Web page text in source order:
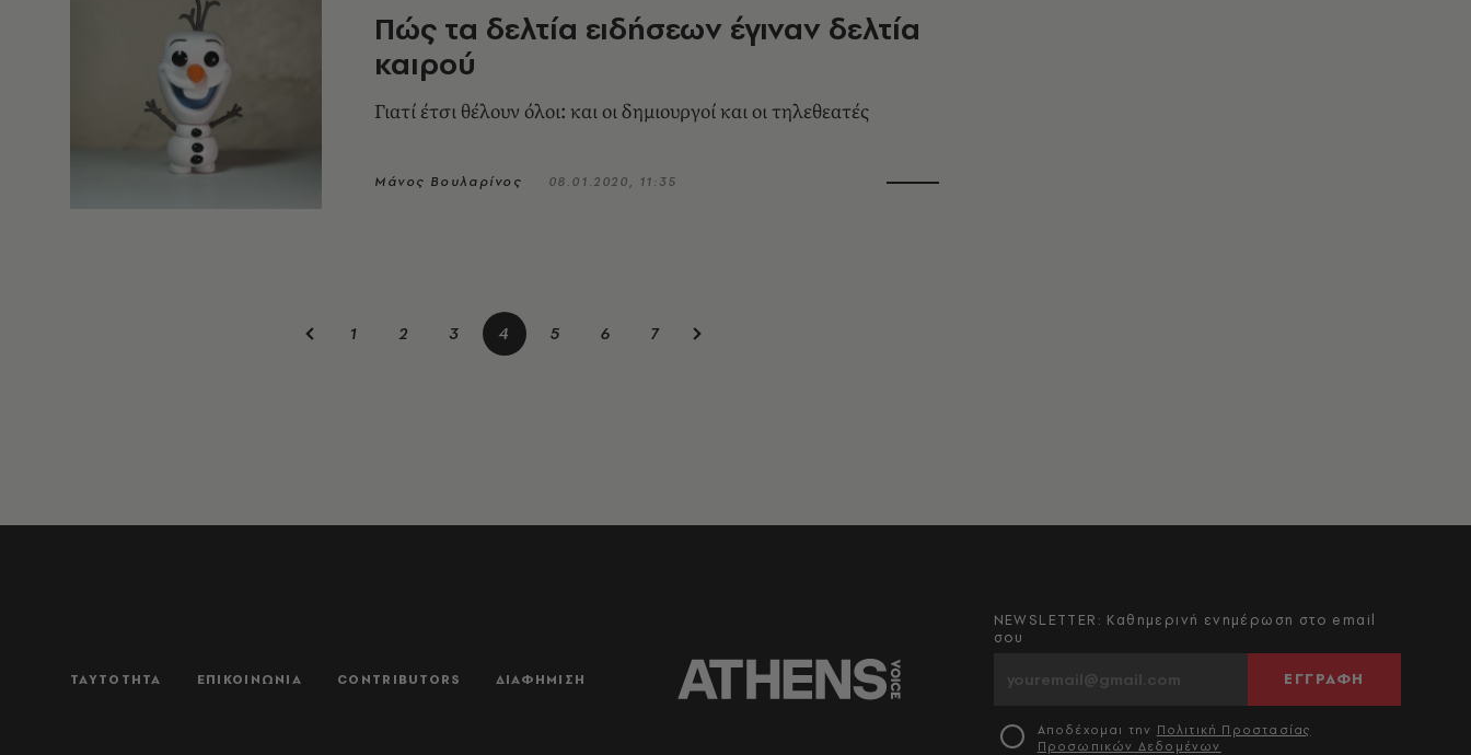
Πώς τα δελτία ειδήσεων έγιναν δελτία
καιρού
Γιατί έτσι θέλουν όλοι: και οι δημιουργοί και οι τηλεθεατές
Μάνος Βουλαρίνος 08.01.2020, 11:35
1 2 3 4 5 6 7
ΤΑΥΤΟΤΗΤΑ ΕΠΙΚΟΙΝΩΝΙΑ CONTRIBUTORS ΔΙΑΦΗΜΙΣΗ
NEWSLETTER: Καθημερινή ενημέρωση στο email
σου
ΕΓΓΡΑΦΗ
Αποδέχομαι την Πολιτική Προστασίας
Προσωπικών Δεδομένων